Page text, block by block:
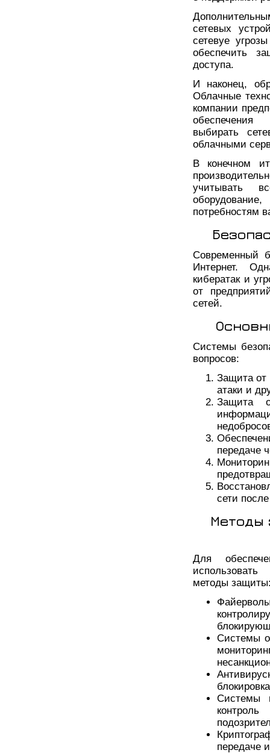
сетевых
сетевye
обеспечить
доступа.
И наконец,
Облачные
компании
обеспечения
выбирать
облачными
В конечном
учитывать
потребностям
Современный
Интернет.
кибератак и
от
сетей.
Системы
вопросов:
Защита от
атаки и
Защита
передаче
сети
Методы
Для
методы
Системы
Системы
передаче